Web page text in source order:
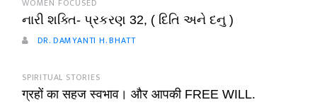
WOMEN FOCUSED
નારી શક્તિ- પ્રકરણ 32, ( દિતિ અને દનુ )
DR. DAMYANTI H. BHATT
SPIRITUAL STORIES
ग्रहों का सहज स्वभाव। और आपकी FREE WILL.